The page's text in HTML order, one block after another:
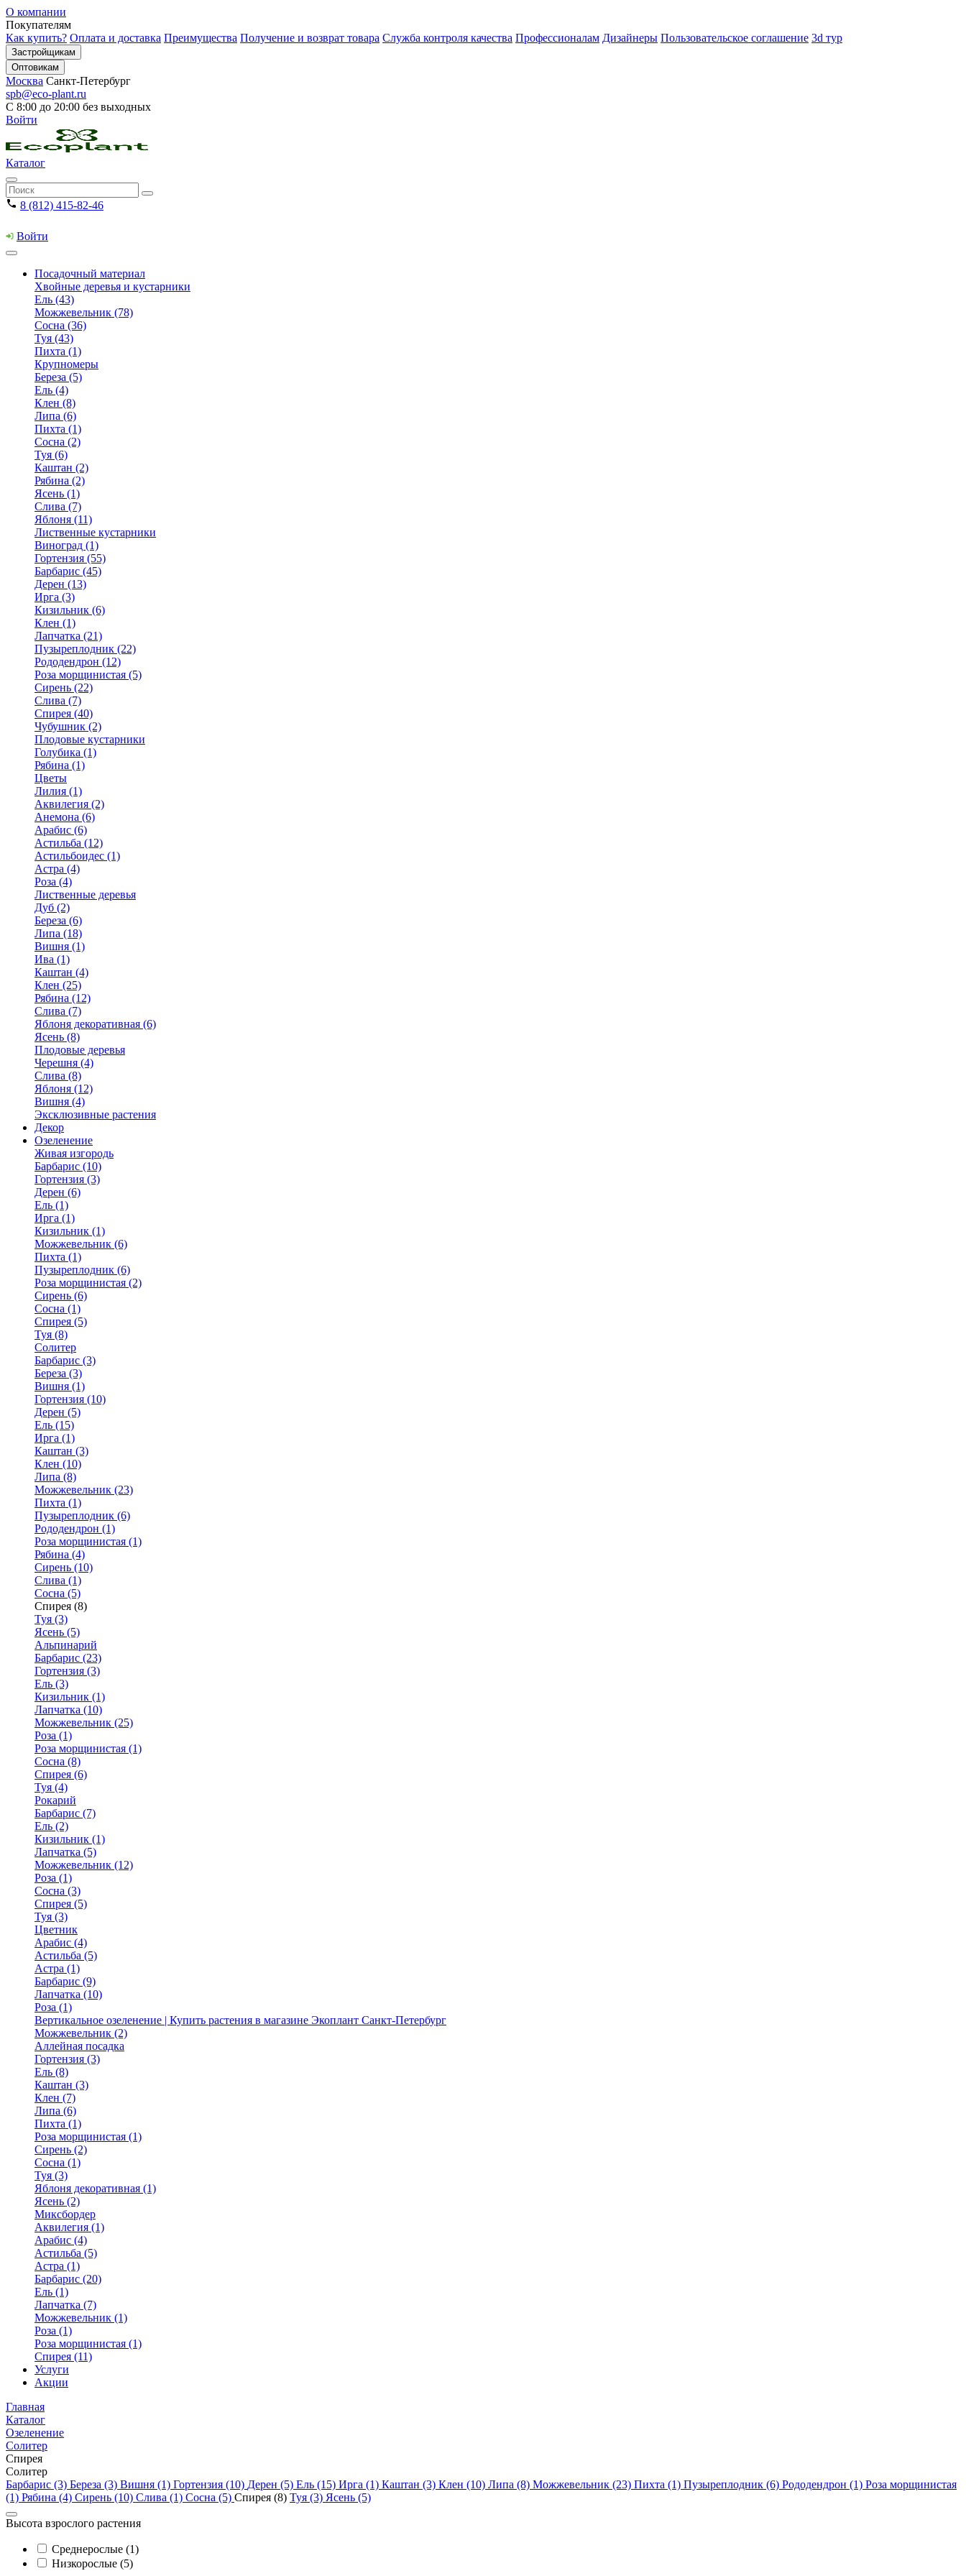
О компании
Покупателям
Как купить? Оплата и доставка Преимущества Получение и возврат товара Служба контроля качества Профессионалам Дизайнеры Пользовательское соглашение 3d тур
Застройщикам
Оптовикам
Москва Санкт-Петербург
spb@eco-plant.ru
С 8:00 до 20:00 без выходных
Войти
Каталог
8 (812) 415-82-46
Войти
Посадочный материал
Хвойные деревья и кустарники
Ель (43)
Можжевельник (78)
Сосна (36)
Туя (43)
Пихта (1)
Крупномеры
Береза (5)
Ель (4)
Клен (8)
Липа (6)
Пихта (1)
Сосна (2)
Туя (6)
Каштан (2)
Рябина (2)
Ясень (1)
Слива (7)
Яблоня (11)
Лиственные кустарники
Виноград (1)
Гортензия (55)
Барбарис (45)
Дерен (13)
Ирга (3)
Кизильник (6)
Клен (1)
Лапчатка (21)
Пузыреплодник (22)
Рододендрон (12)
Роза морщинистая (5)
Сирень (22)
Слива (7)
Спирея (40)
Чубушник (2)
Плодовые кустарники
Голубика (1)
Рябина (1)
Цветы
Лилия (1)
Аквилегия (2)
Анемона (6)
Арабис (6)
Астильба (12)
Астильбоидес (1)
Астра (4)
Роза (4)
Лиственные деревья
Дуб (2)
Береза (6)
Липа (18)
Вишня (1)
Ива (1)
Каштан (4)
Клен (25)
Рябина (12)
Слива (7)
Яблоня декоративная (6)
Ясень (8)
Плодовые деревья
Черешня (4)
Слива (8)
Яблоня (12)
Вишня (4)
Эксклюзивные растения
Декор
Озеленение
Живая изгородь
Барбарис (10)
Гортензия (3)
Дерен (6)
Ель (1)
Ирга (1)
Кизильник (1)
Можжевельник (6)
Пихта (1)
Пузыреплодник (6)
Роза морщинистая (2)
Сирень (6)
Сосна (1)
Спирея (5)
Туя (8)
Солитер
Барбарис (3)
Береза (3)
Вишня (1)
Гортензия (10)
Дерен (5)
Ель (15)
Ирга (1)
Каштан (3)
Клен (10)
Липа (8)
Можжевельник (23)
Пихта (1)
Пузыреплодник (6)
Рододендрон (1)
Роза морщинистая (1)
Рябина (4)
Сирень (10)
Слива (1)
Сосна (5)
Спирея (8)
Туя (3)
Ясень (5)
Альпинарий
Барбарис (23)
Гортензия (3)
Ель (3)
Кизильник (1)
Лапчатка (10)
Можжевельник (25)
Роза (1)
Роза морщинистая (1)
Сосна (8)
Спирея (6)
Туя (4)
Рокарий
Барбарис (7)
Ель (2)
Кизильник (1)
Лапчатка (5)
Можжевельник (12)
Роза (1)
Сосна (3)
Спирея (5)
Туя (3)
Цветник
Арабис (4)
Астильба (5)
Астра (1)
Барбарис (9)
Лапчатка (10)
Роза (1)
Вертикальное озеленение | Купить растения в магазине Экоплант Санкт-Петербург
Можжевельник (2)
Аллейная посадка
Гортензия (3)
Ель (8)
Каштан (3)
Клен (7)
Липа (6)
Пихта (1)
Роза морщинистая (1)
Сирень (2)
Сосна (1)
Туя (3)
Яблоня декоративная (1)
Ясень (2)
Миксбордер
Аквилегия (1)
Арабис (4)
Астильба (5)
Астра (1)
Барбарис (20)
Ель (1)
Лапчатка (7)
Можжевельник (1)
Роза (1)
Роза морщинистая (1)
Спирея (11)
Услуги
Акции
Главная
Каталог
Озеленение
Солитер
Спирея
Солитер
Барбарис (3) Береза (3) Вишня (1) Гортензия (10) Дерен (5) Ель (15) Ирга (1) Каштан (3) Клен (10) Липа (8) Можжевельник (23) Пихта (1) Пузыреплодник (6) Рододендрон (1) Роза морщинистая
(1) Рябина (4) Сирень (10) Слива (1) Сосна (5) Спирея (8) Туя (3) Ясень (5)
Высота взрослого растения
Cреднерослые (1)
Низкорослые (5)